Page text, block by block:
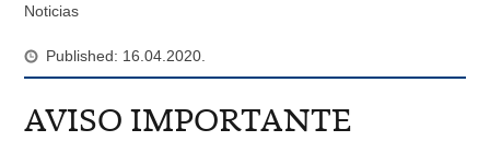
Noticias
Published: 16.04.2020.
AVISO IMPORTANTE